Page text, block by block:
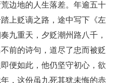
边地的人生落差。年逾五十
上贬谪之路，途中写下《左
九重天，夕贬潮州路八千，
前的诗句，道尽了忠而被贬
便如此，他仍坚守初心，欲
，这份虽九死其犹未悔的赤